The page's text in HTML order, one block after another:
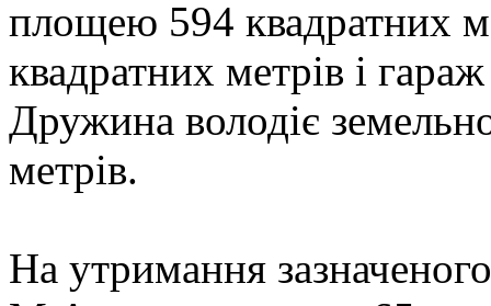
площею 594 квадратних
квадратних метрів і
Дружина володіє
метрів.
На утримання